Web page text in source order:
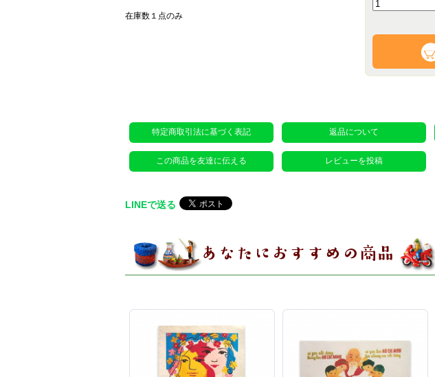
在庫数１点のみ
特定商取引法に基づく表記 返品について
この商品を友達に伝える レビューを投稿
LINEで送る